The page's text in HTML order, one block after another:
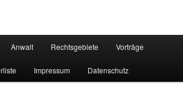
Anwalt Rechtsgebiete Vorträge
Impressum Datenschutz